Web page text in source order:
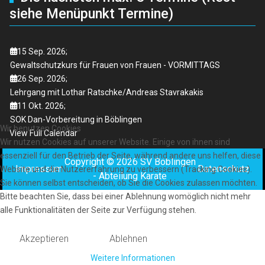
siehe Menüpunkt Termine)
15 Sep. 2026;
Gewaltschutzkurs für Frauen von Frauen - VORMITTAGS
26 Sep. 2026;
Lehrgang mit Lothar Ratschke/Andreas Stavrakakis
11 Okt. 2026;
SOK Dan-Vorbereitung in Böblingen
View Full Calendar
Impressum
Copyright © 2026 SV Böblingen
- Abteilung Karate
Datenschutz
Wir benutzen Cookies
Wir nutzen Cookies auf unserer Website. Einige von ihnen sind
essenziell für den Betrieb der Seite, während andere uns helfen, diese
Website und die Nutzererfahrung zu verbessern (Tracking Cookies).
Sie können selbst entscheiden, ob Sie die Cookies zulassen möchten.
Bitte beachten Sie, dass bei einer Ablehnung womöglich nicht mehr
alle Funktionalitäten der Seite zur Verfügung stehen.
Akzeptieren Ablehnen
Weitere Informationen